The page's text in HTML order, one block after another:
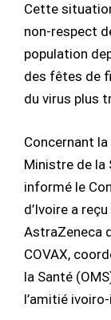
Cette
non-respect
population
des fêtes de
du virus plus
Concernant
Ministre de la
informé le
d’Ivoire a
AstraZeneca
COVAX,
la Santé
l’amitié